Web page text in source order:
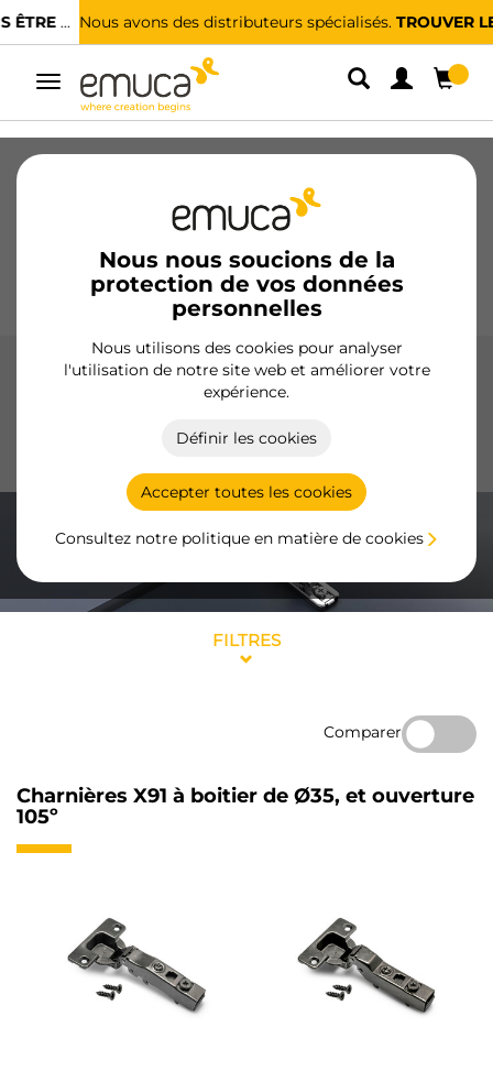
Nous avons des distributeurs spécialisés.TROUVER LE PLUS PROCHE
Alterner
navigation
Nous nous soucions de la
protection de vos données
personnelles
Nous utilisons des cookies pour analyser
l'utilisation de notre site web et améliorer votre
expérience.
Définir les cookies
Accepter toutes les cookies
Consultez notre politique en matière de cookies
Charnières
Cuisine Montage
Poignées Pieds Présentoirs
Charnières X91 à fermeture amortie
une fermeture amortie et silencieuse pour les portes, avec
FILTRES
Comparer
Charnières X91 à boitier de Ø35, et ouverture
105º